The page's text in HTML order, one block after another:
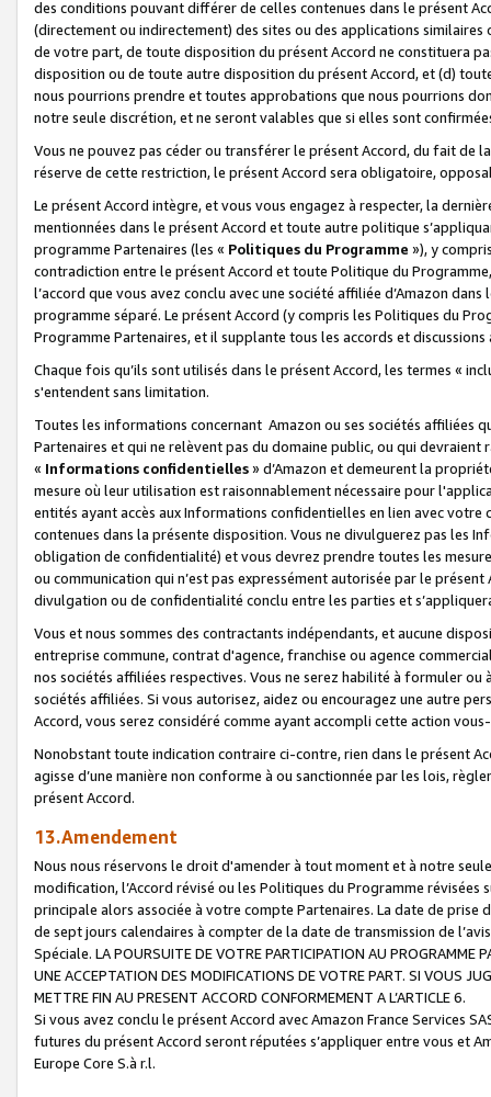
des conditions pouvant différer de celles contenues dans le présent
(directement ou indirectement) des sites ou des applications
de votre part, de toute disposition du présent Accord ne constituera
disposition ou de toute autre disposition du présent Accord, et (d)
nous pourrions prendre et toutes approbations que nous pourrions
notre seule discrétion, et ne seront valables que si elles sont
Vous ne pouvez pas céder ou transférer le présent Accord, du fait de
réserve de cette restriction, le présent Accord sera obligatoire,
Le présent Accord intègre, et vous vous engagez à respecter, la
mentionnées dans le présent Accord et toute autre politique
programme Partenaires (les « Politiques du Programme »), y
contradiction entre le présent Accord et toute Politique du
l’accord que vous avez conclu avec une société affiliée d’Amazon
programme séparé. Le présent Accord (y compris les Politiques du
Programme Partenaires, et il supplante tous les accords et discussions
Chaque fois qu’ils sont utilisés dans le présent Accord, les termes «
s'entendent sans limitation.
Toutes les informations concernant Amazon ou ses sociétés affiliées
Partenaires et qui ne relèvent pas du domaine public, ou qui
« Informations confidentielles» d’Amazon et demeurent la
mesure où leur utilisation est raisonnablement nécessaire pour
entités ayant accès aux Informations confidentielles en lien avec
contenues dans la présente disposition. Vous ne divulguerez pas les
obligation de confidentialité) et vous devrez prendre toutes les
ou communication qui n’est pas expressément autorisée par le
divulgation ou de confidentialité conclu entre les parties et
Vous et nous sommes des contractants indépendants, et aucune
entreprise commune, contrat d'agence, franchise ou agence
nos sociétés affiliées respectives. Vous ne serez habilité à formuler
sociétés affiliées. Si vous autorisez, aidez ou encouragez une autre
Accord, vous serez considéré comme ayant accompli cette action
Nonobstant toute indication contraire ci-contre, rien dans le présent
agisse d’une manière non conforme à ou sanctionnée par les lois,
présent Accord.
13.Amendement
Nous nous réservons le droit d'amender à tout moment et à notre
modification, l’Accord révisé ou les Politiques du Programme
principale alors associée à votre compte Partenaires. La date de
de sept jours calendaires à compter de la date de transmission de
Spéciale. LA POURSUITE DE VOTRE PARTICIPATION AU PROGRAMME
UNE ACCEPTATION DES MODIFICATIONS DE VOTRE PART. SI VOUS
METTRE FIN AU PRESENT ACCORD CONFORMEMENT A L’ARTICLE 6.
Si vous avez conclu le présent Accord avec Amazon France Services
futures du présent Accord seront réputées s’appliquer entre vous et
Europe Core S.à r.l.